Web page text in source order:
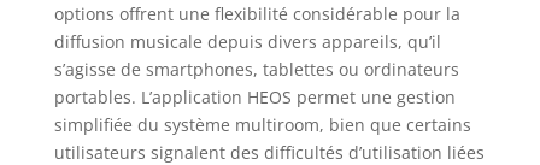
options offrent une flexibilité considérable pour la
diffusion musicale depuis divers appareils, qu’il
s’agisse de smartphones, tablettes ou ordinateurs
portables. L’application HEOS permet une gestion
simplifiée du système multiroom, bien que certains
utilisateurs signalent des difficultés d’utilisation liées